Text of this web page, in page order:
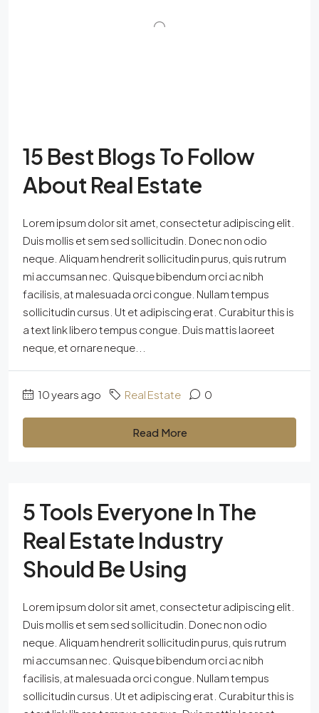
15 Best Blogs To Follow
About Real Estate
Lorem ipsum dolor sit amet, consectetur adipiscing elit.
Duis mollis et sem sed sollicitudin. Donec non odio
neque. Aliquam hendrerit sollicitudin purus, quis rutrum
mi accumsan nec. Quisque bibendum orci ac nibh
facilisis, at malesuada orci congue. Nullam tempus
sollicitudin cursus. Ut et adipiscing erat. Curabitur this is
a text link libero tempus congue. Duis mattis laoreet
neque, et ornare neque...
10 years ago Real Estate 0
Read More
5 Tools Everyone In The
Real Estate Industry
Should Be Using
Lorem ipsum dolor sit amet, consectetur adipiscing elit.
Duis mollis et sem sed sollicitudin. Donec non odio
neque. Aliquam hendrerit sollicitudin purus, quis rutrum
mi accumsan nec. Quisque bibendum orci ac nibh
facilisis, at malesuada orci congue. Nullam tempus
sollicitudin cursus. Ut et adipiscing erat. Curabitur this is